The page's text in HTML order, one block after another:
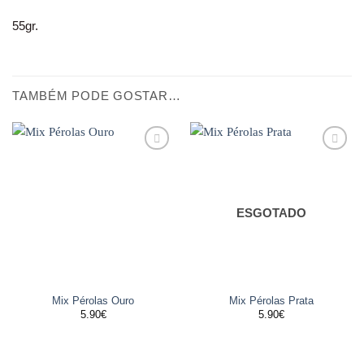
55gr.
TAMBÉM PODE GOSTAR…
Mix Pérolas Ouro
5.90€
ESGOTADO
Mix Pérolas Prata
5.90€